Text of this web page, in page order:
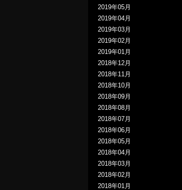
2019年05月
2019年04月
2019年03月
2019年02月
2019年01月
2018年12月
2018年11月
2018年10月
2018年09月
2018年08月
2018年07月
2018年06月
2018年05月
2018年04月
2018年03月
2018年02月
2018年01月